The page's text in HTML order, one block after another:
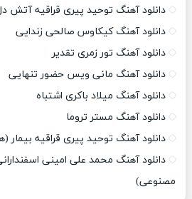
دانلود آهنگ توحید پیری قراقیه
دانلود آهنگ کیکاوس صالحی زندایی
دانلود آهنگ تور زمری تقدیر
دانلود آهنگ مانی ویس حضور تنهایی
دانلود آهنگ میلاد باکری اشتباه
دانلود آهنگ مستر تروما
دانلود آهنگ توحید پیری قراقیه
دانلود آهنگ محمد علی امینی
مصنوعی)